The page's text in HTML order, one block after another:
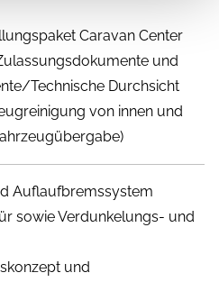
Caravan Center
und
Technische Durchsicht
von innen und
Auflaufbremssystem
sowie Verdunkelungs- und
und